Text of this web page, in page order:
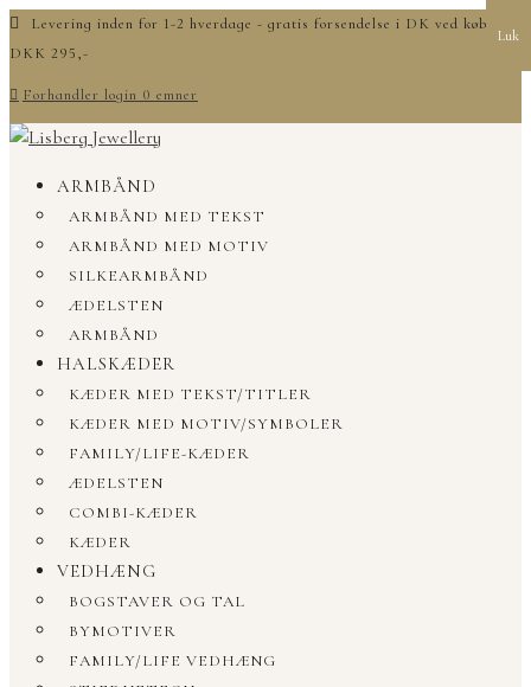
Levering inden for 1-2 hverdage - gratis forsendelse i DK ved køb over
DKK 295,-
Forhandler login 0 emner
ARMBÅND
ARMBÅND MED TEKST
ARMBÅND MED MOTIV
SILKEARMBÅND
ÆDELSTEN
ARMBÅND
HALSKÆDER
KÆDER MED TEKST/TITLER
KÆDER MED MOTIV/SYMBOLER
FAMILY/LIFE-KÆDER
ÆDELSTEN
COMBI-KÆDER
KÆDER
VEDHÆNG
BOGSTAVER OG TAL
BYMOTIVER
FAMILY/LIFE VEDHÆNG
Luk